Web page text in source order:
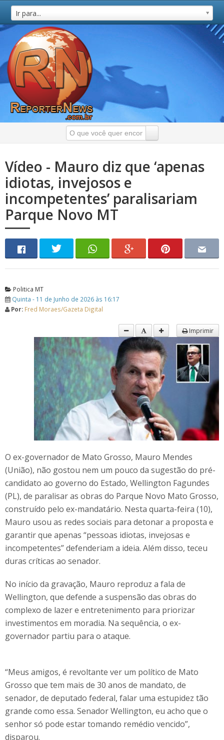
Ir para...
Vídeo - Mauro diz que ‘apenas
idiotas, invejosos e
incompetentes’ paralisariam
Parque Novo MT
Politica MT
Quinta - 11 de Junho de 2026 às 16:17
Por: Fred Moraes/Gazeta Digital
Imprimir
O ex-governador de Mato Grosso, Mauro Mendes
(União), não gostou nem um pouco da sugestão do pré-
candidato ao governo do Estado, Wellington Fagundes
(PL), de paralisar as obras do Parque Novo Mato Grosso,
construído pelo ex-mandatário. Nesta quarta-feira (10),
Mauro usou as redes sociais para detonar a proposta e
garantir que apenas “pessoas idiotas, invejosas e
incompetentes” defenderiam a ideia. Além disso, teceu
duras críticas ao senador.
No início da gravação, Mauro reproduz a fala de
Wellington, que defende a suspensão das obras do
complexo de lazer e entretenimento para priorizar
investimentos em moradia. Na sequência, o ex-
governador partiu para o ataque.
“Meus amigos, é revoltante ver um político de Mato
Grosso que tem mais de 30 anos de mandato, de
senador, de deputado federal, falar uma estupidez tão
grande como essa. Senador Wellington, eu acho que o
senhor só pode estar tomando remédio vencido”,
disparou.